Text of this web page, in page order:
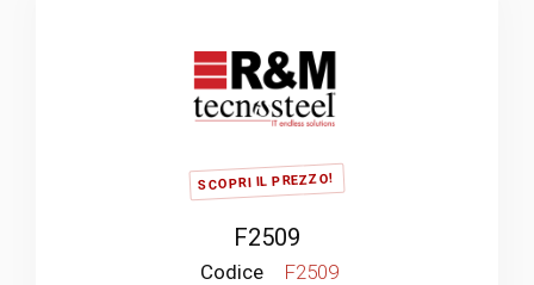
SCOPRI IL PREZZO!
F2509
Codice
F2509